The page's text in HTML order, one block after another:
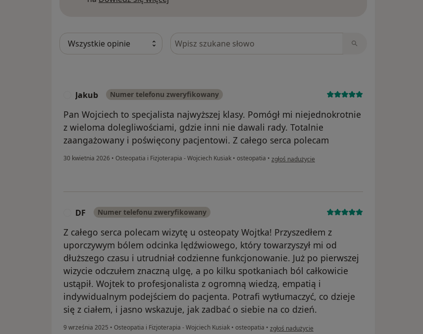
Szukaj w opiniach
Jakub Numer telefonu zweryfikowany
Pan Wojciech to specjalista najwyższej klasy. Pomógł mi niejednokrotnie
z wieloma dolegliwościami, gdzie inni nie dawali rady. Totalnie
zaangażowany i poświęcony pacjentowi. Z całego serca polecam
30 kwietnia 2026 • Osteopatia i Fizjoterapia - Wojciech Kusiak • osteopatia • w opinii użytkownika Jakub
zgłoś nadużycie
DF Numer telefonu zweryfikowany
Z całego serca polecam wizytę u osteopaty Wojtka! Przyszedłem z
uporczywym bólem odcinka lędźwiowego, który towarzyszył mi od
dłuższego czasu i utrudniał codzienne funkcjonowanie. Już po pierwszej
wizycie odczułem znaczną ulgę, a po kilku spotkaniach ból całkowicie
ustąpił. Wojtek to profesjonalista z ogromną wiedzą, empatią i
indywidualnym podejściem do pacjenta. Potrafi wytłumaczyć, co dzieje
się z ciałem, i jasno wskazuje, jak zadbać o siebie na co dzień.
9 września 2025 • Osteopatia i Fizjoterapia - Wojciech Kusiak • osteopatia • w opinii użytkownika DF
zgłoś nadużycie